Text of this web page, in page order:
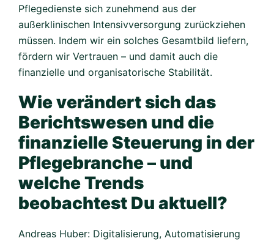
Pflegedienste sich zunehmend aus der
außerklinischen Intensivversorgung zurückziehen
müssen. Indem wir ein solches Gesamtbild liefern,
fördern wir Vertrauen – und damit auch die
finanzielle und organisatorische Stabilität.
Wie verändert sich das
Berichtswesen und die
finanzielle Steuerung in der
Pflegebranche – und
welche Trends
beobachtest Du aktuell?
Andreas Huber: Digitalisierung, Automatisierung